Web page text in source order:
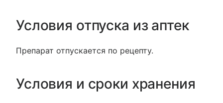
Условия отпуска из аптек
Препарат отпускается по рецепту.
Условия и сроки хранения